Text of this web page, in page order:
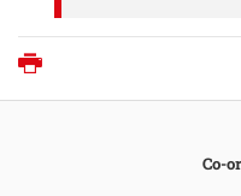
Co-